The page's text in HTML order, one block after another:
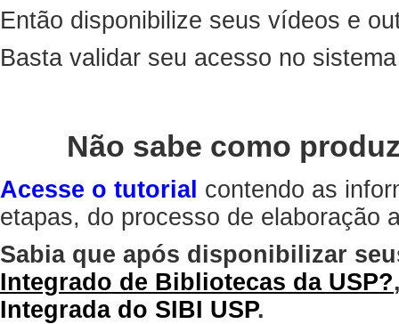
Então disponibilize seus vídeos e
Basta validar seu acesso no
Não sabe como
Acesse o tutorial contendo as
etapas, do processo de elaboração
Sabia que após disponibilizar
Integrado de Bibliotecas da USP?
Integrada do SIBI USP.